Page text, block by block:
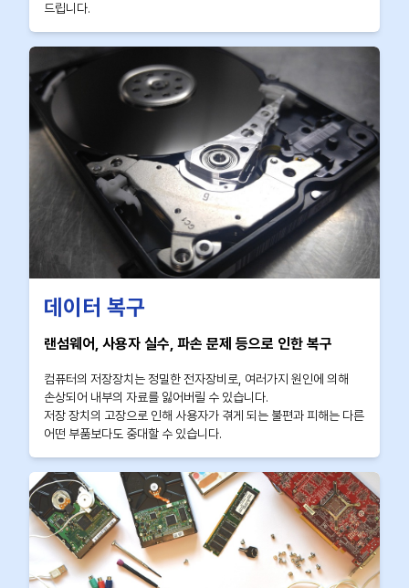
드립니다.
데이터 복구
랜섬웨어, 사용자 실수, 파손 문제 등으로 인한 복구
컴퓨터의 저장장치는 정밀한 전자장비로, 여러가지 원인에 의해
손상되어 내부의 자료를 잃어버릴 수 있습니다.
저장 장치의 고장으로 인해 사용자가 겪게 되는 불편과 피해는 다른
어떤 부품보다도 중대할 수 있습니다.